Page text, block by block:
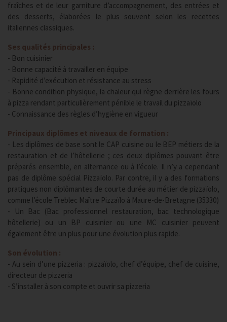
fraîches et de leur garniture d’accompagnement, des entrées et
des desserts, élaborées le plus souvent selon les recettes
italiennes classiques.
Ses qualités principales :
- Bon cuisinier
- Bonne capacité à travailler en équipe
- Rapidité d’exécution et résistance au stress
- Bonne condition physique, la chaleur qui règne derrière les fours
à pizza rendant particulièrement pénible le travail du pizzaïolo
- Connaissance des règles d’hygiène en vigueur
Principaux diplômes et niveaux de formation :
- Les diplômes de base sont le CAP cuisine ou le BEP métiers de la
restauration et de l’hôtellerie ; ces deux diplômes pouvant être
préparés ensemble, en alternance ou à l’école. Il n’y a cependant
pas de diplôme spécial Pizzaïolo. Par contre, il y a des formations
pratiques non diplômantes de courte durée au métier de pizzaïolo,
comme l’école Treblec Maître Pizzaïlo à Maure-de-Bretagne (35330)
- Un Bac (Bac professionnel restauration, bac technologique
hôtellerie) ou un BP cuisinier ou une MC cuisinier peuvent
également être un plus pour une évolution plus rapide.
Son évolution :
- Au sein d’une pizzeria : pizzaïolo, chef d’équipe, chef de cuisine,
directeur de pizzeria
- S’installer à son compte et ouvrir sa pizzeria